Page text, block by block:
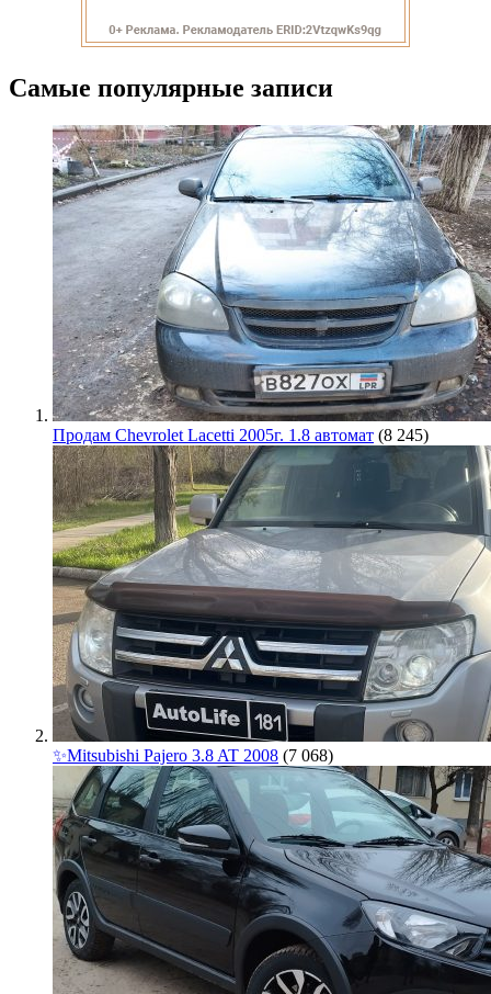
Самые популярные записи
Продам Chevrolet Lacetti 2005г. 1.8 автомат (8 245)
✨Mitsubishi Pajero 3.8 AT 2008 (7 068)